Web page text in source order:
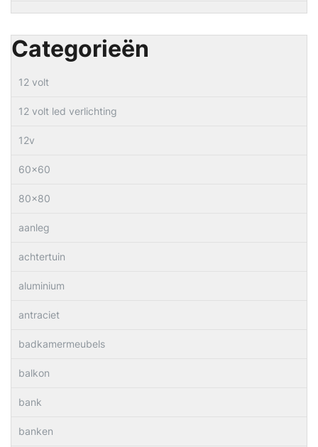
Categorieën
12 volt
12 volt led verlichting
12v
60×60
80×80
aanleg
achtertuin
aluminium
antraciet
badkamermeubels
balkon
bank
banken